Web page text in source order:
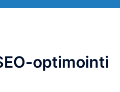
menu
optimointi